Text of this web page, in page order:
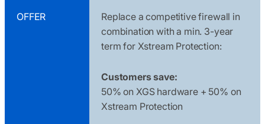
OFFER
Replace a competitive firewall in
combination with a min. 3-year
term for Xstream Protection:
Customers save:
50% on XGS hardware + 50% on
Xstream Protection